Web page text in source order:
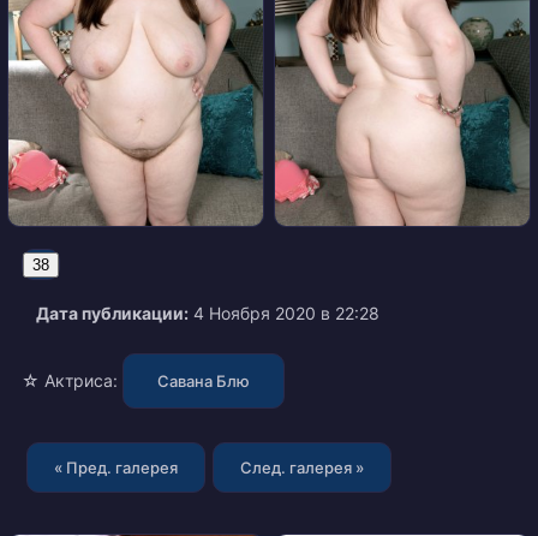
38
Дата публикации: 4 Ноября 2020 в 22:28
☆ Актриса: Савана Блю
« Пред. галерея След. галерея »